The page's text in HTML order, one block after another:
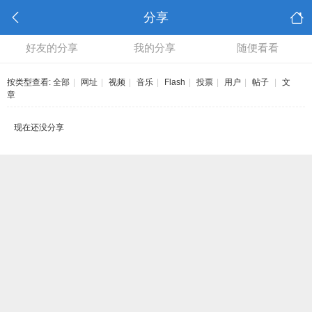
分享
好友的分享 我的分享 随便看看
按类型查看: 全部 网址 视频 音乐 Flash 投票 用户 帖子
文
章
现在还没分享